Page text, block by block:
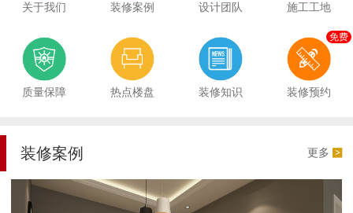
关于我们 装修案例 设计团队 施工工地
质量保障 热点楼盘 装修知识 装修预约
免费
装修案例 更多